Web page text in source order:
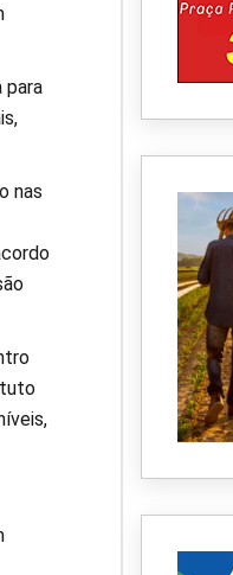
para
nas